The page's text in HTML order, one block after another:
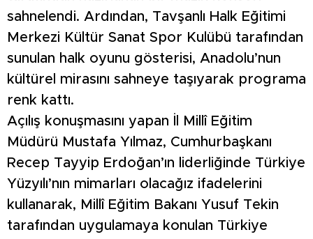
sahnelendi. Ardından, Tavşanlı Halk Eğitimi
Merkezi Kültür Sanat Spor Kulübü tarafından
sunulan halk oyunu gösterisi, Anadolu’nun
kültürel mirasını sahneye taşıyarak programa
renk kattı.
Açılış konuşmasını yapan İl Millî Eğitim
Müdürü Mustafa Yılmaz, Cumhurbaşkanı
Recep Tayyip Erdoğan’ın liderliğinde Türkiye
Yüzyılı’nın mimarları olacağız ifadelerini
kullanarak, Millî Eğitim Bakanı Yusuf Tekin
tarafından uygulamaya konulan Türkiye